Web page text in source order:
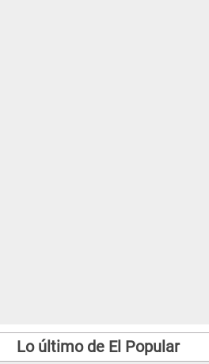
Lo último de El Popular